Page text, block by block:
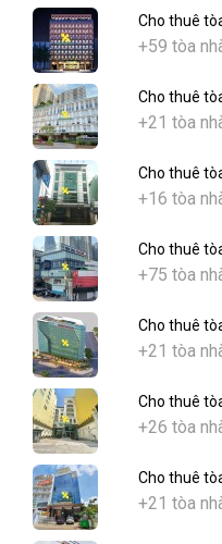
Cho thuê
+59 tòa
Cho thuê
+21 tòa
Cho thuê
+16 tòa
Cho thuê
+75 tòa
Cho thuê
+21 tòa
Cho thuê
+26 tòa
Cho thuê
+21 tòa